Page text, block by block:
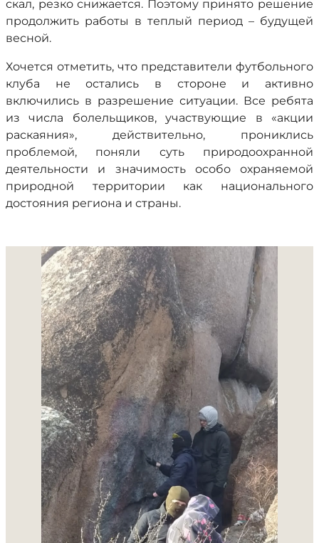
скал, резко снижается. Поэтому принято решение
продолжить работы в теплый период – будущей
весной.
Хочется отметить, что представители футбольного
клуба не остались в стороне и активно
включились в разрешение ситуации. Все ребята
из числа болельщиков, участвующие в «акции
раскаяния», действительно, прониклись
проблемой, поняли суть природоохранной
деятельности и значимость особо охраняемой
природной территории как национального
достояния региона и страны.